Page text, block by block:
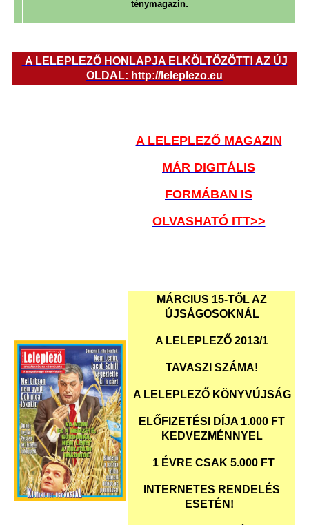
ténymagazin.
A LELEPLEZŐ HONLAPJA ELKÖLTÖZÖTT! AZ ÚJ
OLDAL: http://leleplezo.eu
A LELEPLEZŐ MAGAZIN
MÁR DIGITÁLIS
FORMÁBAN IS
OLVASHATÓ ITT>>
MÁRCIUS 15-TŐL AZ
ÚJSÁGOSOKNÁL
A LELEPLEZŐ 2013/1
TAVASZI SZÁMA!
A LELEPLEZŐ KÖNYVÚJSÁG
ELŐFIZETÉSI DÍJA 1.000 FT
KEDVEZMÉNNYEL
1 ÉVRE CSAK 5.000 FT
INTERNETES RENDELÉS
ESETÉN!